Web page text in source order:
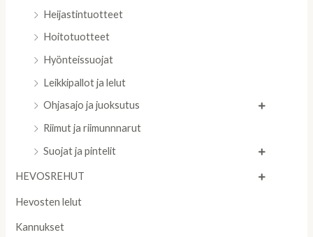
Heijastintuotteet
Hoitotuotteet
Hyönteissuojat
Leikkipallot ja lelut
Ohjasajo ja juoksutus
Riimut ja riimunnnarut
Suojat ja pintelit
HEVOSREHUT
Hevosten lelut
Kannukset